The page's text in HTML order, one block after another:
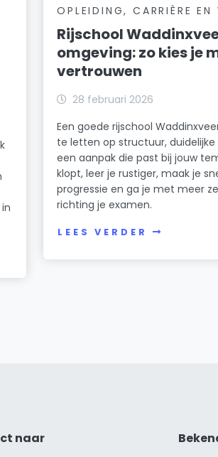
OPLEIDING, CARRIÈRE EN
Rijschool
omgeving: zo kies je
vertrouwen
28 februari 2026
Een goede rijschool
te letten op structuur,
een aanpak die past bij jouw
klopt, leer je rustiger, maak je
progressie en ga je met meer
richting je examen.
LEES VERDER
naar